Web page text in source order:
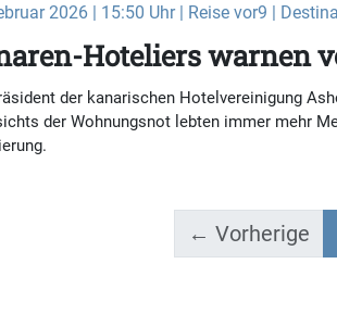
2026 | 15:50 Uhr | Reise vor9 |
Hoteliers warnen
der kanarischen Hotelvereinigung
der Wohnungsnot lebten immer mehr
← Vorherige